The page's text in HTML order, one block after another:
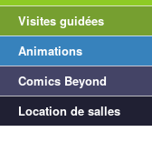
Visites guidées
Animations
Comics Beyond
Location de salles